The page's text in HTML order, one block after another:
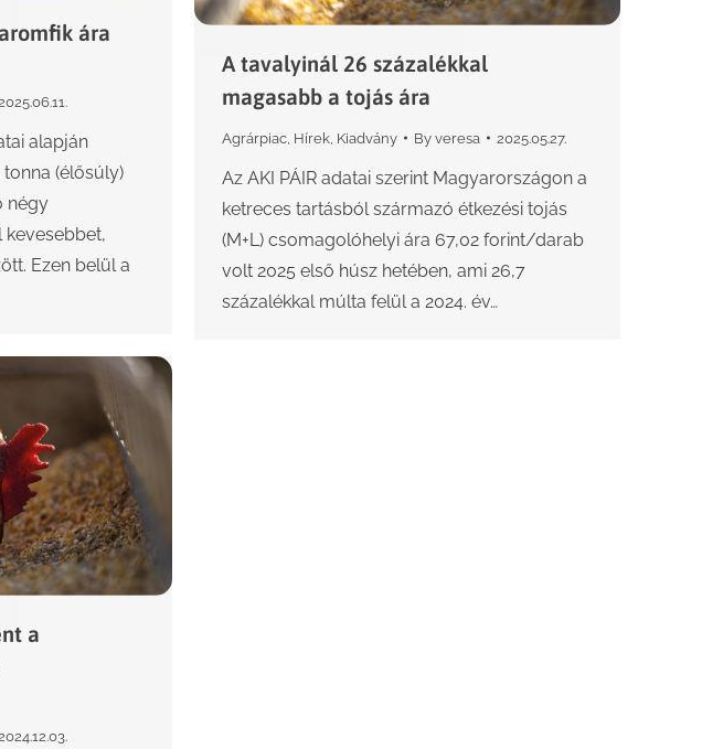
ára
2025.06.11.
alapján
(élősúly)
négy
kevesebbet,
Ezen belül a
A tavalyinál 26 százalékkal
magasabb a tojás ára
Agrárpiac Hírek Kiadvány By veresa 2025.05.27.
Az AKI PÁIR adatai szerint Magyarországon a
ketreces tartásból származó étkezési tojás
(M+L) csomagolóhelyi ára 67,02 forint/darab
volt 2025 első húsz hetében, ami 26,7
százalékkal múlta felül a 2024. év…
a
2024.12.03.